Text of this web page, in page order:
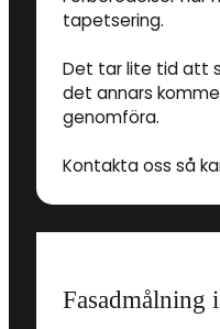
tapetsering.
Det tar lite tid att
det annars
genomföra.
Kontakta oss så
Fasadmålning